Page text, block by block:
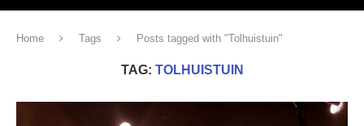
Home Tags Posts tagged with "Tolhuistuin"
TAG: TOLHUISTUIN